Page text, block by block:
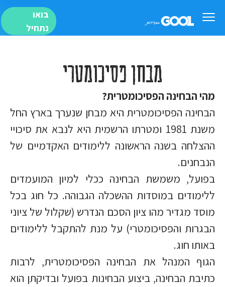
בואו
נתחיל
מבחן פסיכומטרי
מהי הבחינה הפסיכומטרית?
הבחינה הפסיכומטרית היא מבחן שנערך בארץ החל
משנת 1981 ומטרתו הרשמית היא לנבא את סיכויי
ההצלחה בשנה הראשונה ללימודים האקדמיים של
הנבחנים.
בפועל, משמשת הבחינה ככלי למיון המועמדים
ללימודים במוסדות ההשכלה הגבוהה. כל חוג בכל
מוסד מגדיר מהו ציון הסכם הנדרש (שקלול של ציוני
הבגרות והפסיכומטרי) על מנת להתקבל ללימודים
באותו חוג.
הגוף המנהל את הבחינה הפסיכומטרית, לרבות
כתיבת הבחינה, ביצוע הבחינות בפועל ובדיקתן הוא